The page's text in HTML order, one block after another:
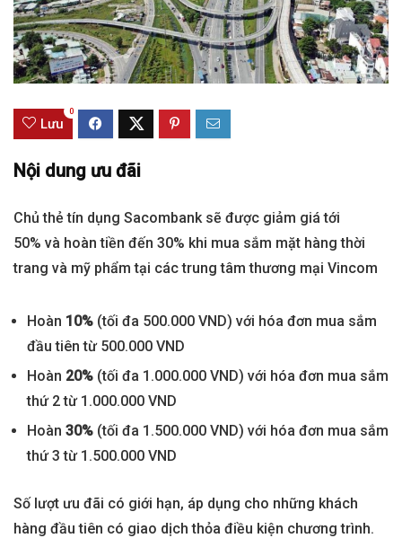
Lưu
0
Nội dung ưu đãi
Chủ thẻ tín dụng Sacombank sẽ được giảm giá tới
50% và hoàn tiền đến 30% khi mua sắm mặt hàng thời
trang và mỹ phẩm tại các trung tâm thương mại Vincom
Hoàn 10% (tối đa 500.000 VND) với hóa đơn mua sắm
đầu tiên từ 500.000 VND
Hoàn 20% (tối đa 1.000.000 VND) với hóa đơn mua sắm
thứ 2 từ 1.000.000 VND
Hoàn 30% (tối đa 1.500.000 VND) với hóa đơn mua sắm
thứ 3 từ 1.500.000 VND
Số lượt ưu đãi có giới hạn, áp dụng cho những khách
hàng đầu tiên có giao dịch thỏa điều kiện chương trình.